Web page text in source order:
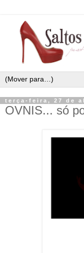
terça-feira, 27 de
OVNIS... só